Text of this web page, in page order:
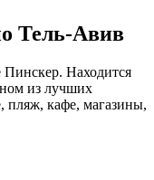
Тель-Авив
Пинскер. Находится
из лучших
пляж, кафе, магазины,